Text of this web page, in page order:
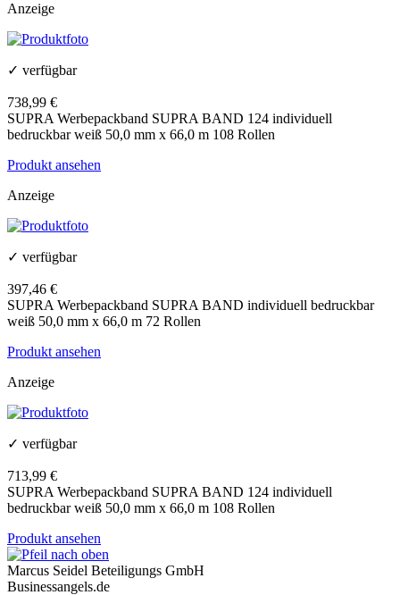
Anzeige
✓ verfügbar
738,99 €
SUPRA Werbepackband SUPRA BAND 124 individuell
bedruckbar weiß 50,0 mm x 66,0 m 108 Rollen
Produkt ansehen
Anzeige
✓ verfügbar
397,46 €
SUPRA Werbepackband SUPRA BAND individuell bedruckbar
weiß 50,0 mm x 66,0 m 72 Rollen
Produkt ansehen
Anzeige
✓ verfügbar
713,99 €
SUPRA Werbepackband SUPRA BAND 124 individuell
bedruckbar weiß 50,0 mm x 66,0 m 108 Rollen
Produkt ansehen
Marcus Seidel Beteiligungs GmbH
Businessangels.de